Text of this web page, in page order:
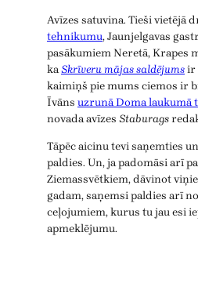
Avīzes satuvina. Tieši vietējā
tehnikumu, Jaunjelgavas
pasākumiem Neretā, Krapes
kaSkrīveru mājas saldējumsir
kaimiņš pie mums ciemos ir
Īvāns uzrunā Doma laukumā
novada avīzes Staburags
Tāpēc aicinu tevi saņemties
paldies. Un, ja padomāsi arī
Ziemassvētkiem, dāvinot
gadam, saņemsi paldies arī
ceļojumiem, kurus tu jau esi
apmeklējumu.